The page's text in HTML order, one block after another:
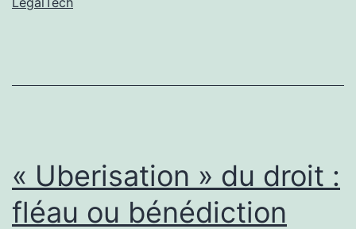
« Uberisation » du droit :
fléau ou bénédiction